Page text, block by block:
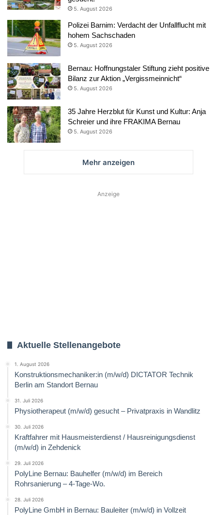
5. August 2026
Polizei Barnim: Verdacht der Unfallflucht mit
hohem Sachschaden
5. August 2026
Bernau: Hoffnungstaler Stiftung zieht positive
Bilanz zur Aktion „Vergissmeinnicht“
5. August 2026
35 Jahre Herzblut für Kunst und Kultur: Anja
Schreier und ihre FRAKIMA Bernau
5. August 2026
Mehr anzeigen
Anzeige
Aktuelle Stellenangebote
1. August 2026
Konstruktionsmechaniker:in (m/w/d) DICTATOR Technik
Berlin am Standort Bernau
31. Juli 2026
Physiotherapeut (m/w/d) gesucht – Privatpraxis in Wandlitz
30. Juli 2026
Kraftfahrer mit Hausmeisterdienst / Hausreinigungsdienst
(m/w/d) in Zehdenick
29. Juli 2026
PolyLine Bernau: Bauhelfer (m/w/d) im Bereich
Rohrsanierung – 4-Tage-Wo.
28. Juli 2026
PolyLine GmbH in Bernau: Bauleiter (m/w/d) in Vollzeit